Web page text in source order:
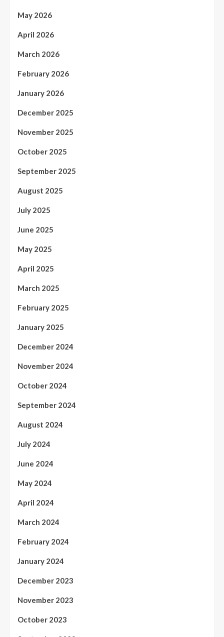
May 2026
April 2026
March 2026
February 2026
January 2026
December 2025
November 2025
October 2025
September 2025
August 2025
July 2025
June 2025
May 2025
April 2025
March 2025
February 2025
January 2025
December 2024
November 2024
October 2024
September 2024
August 2024
July 2024
June 2024
May 2024
April 2024
March 2024
February 2024
January 2024
December 2023
November 2023
October 2023